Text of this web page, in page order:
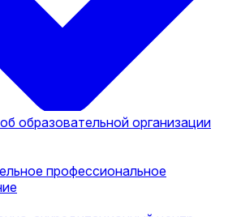
образовательной организации
профессиональное